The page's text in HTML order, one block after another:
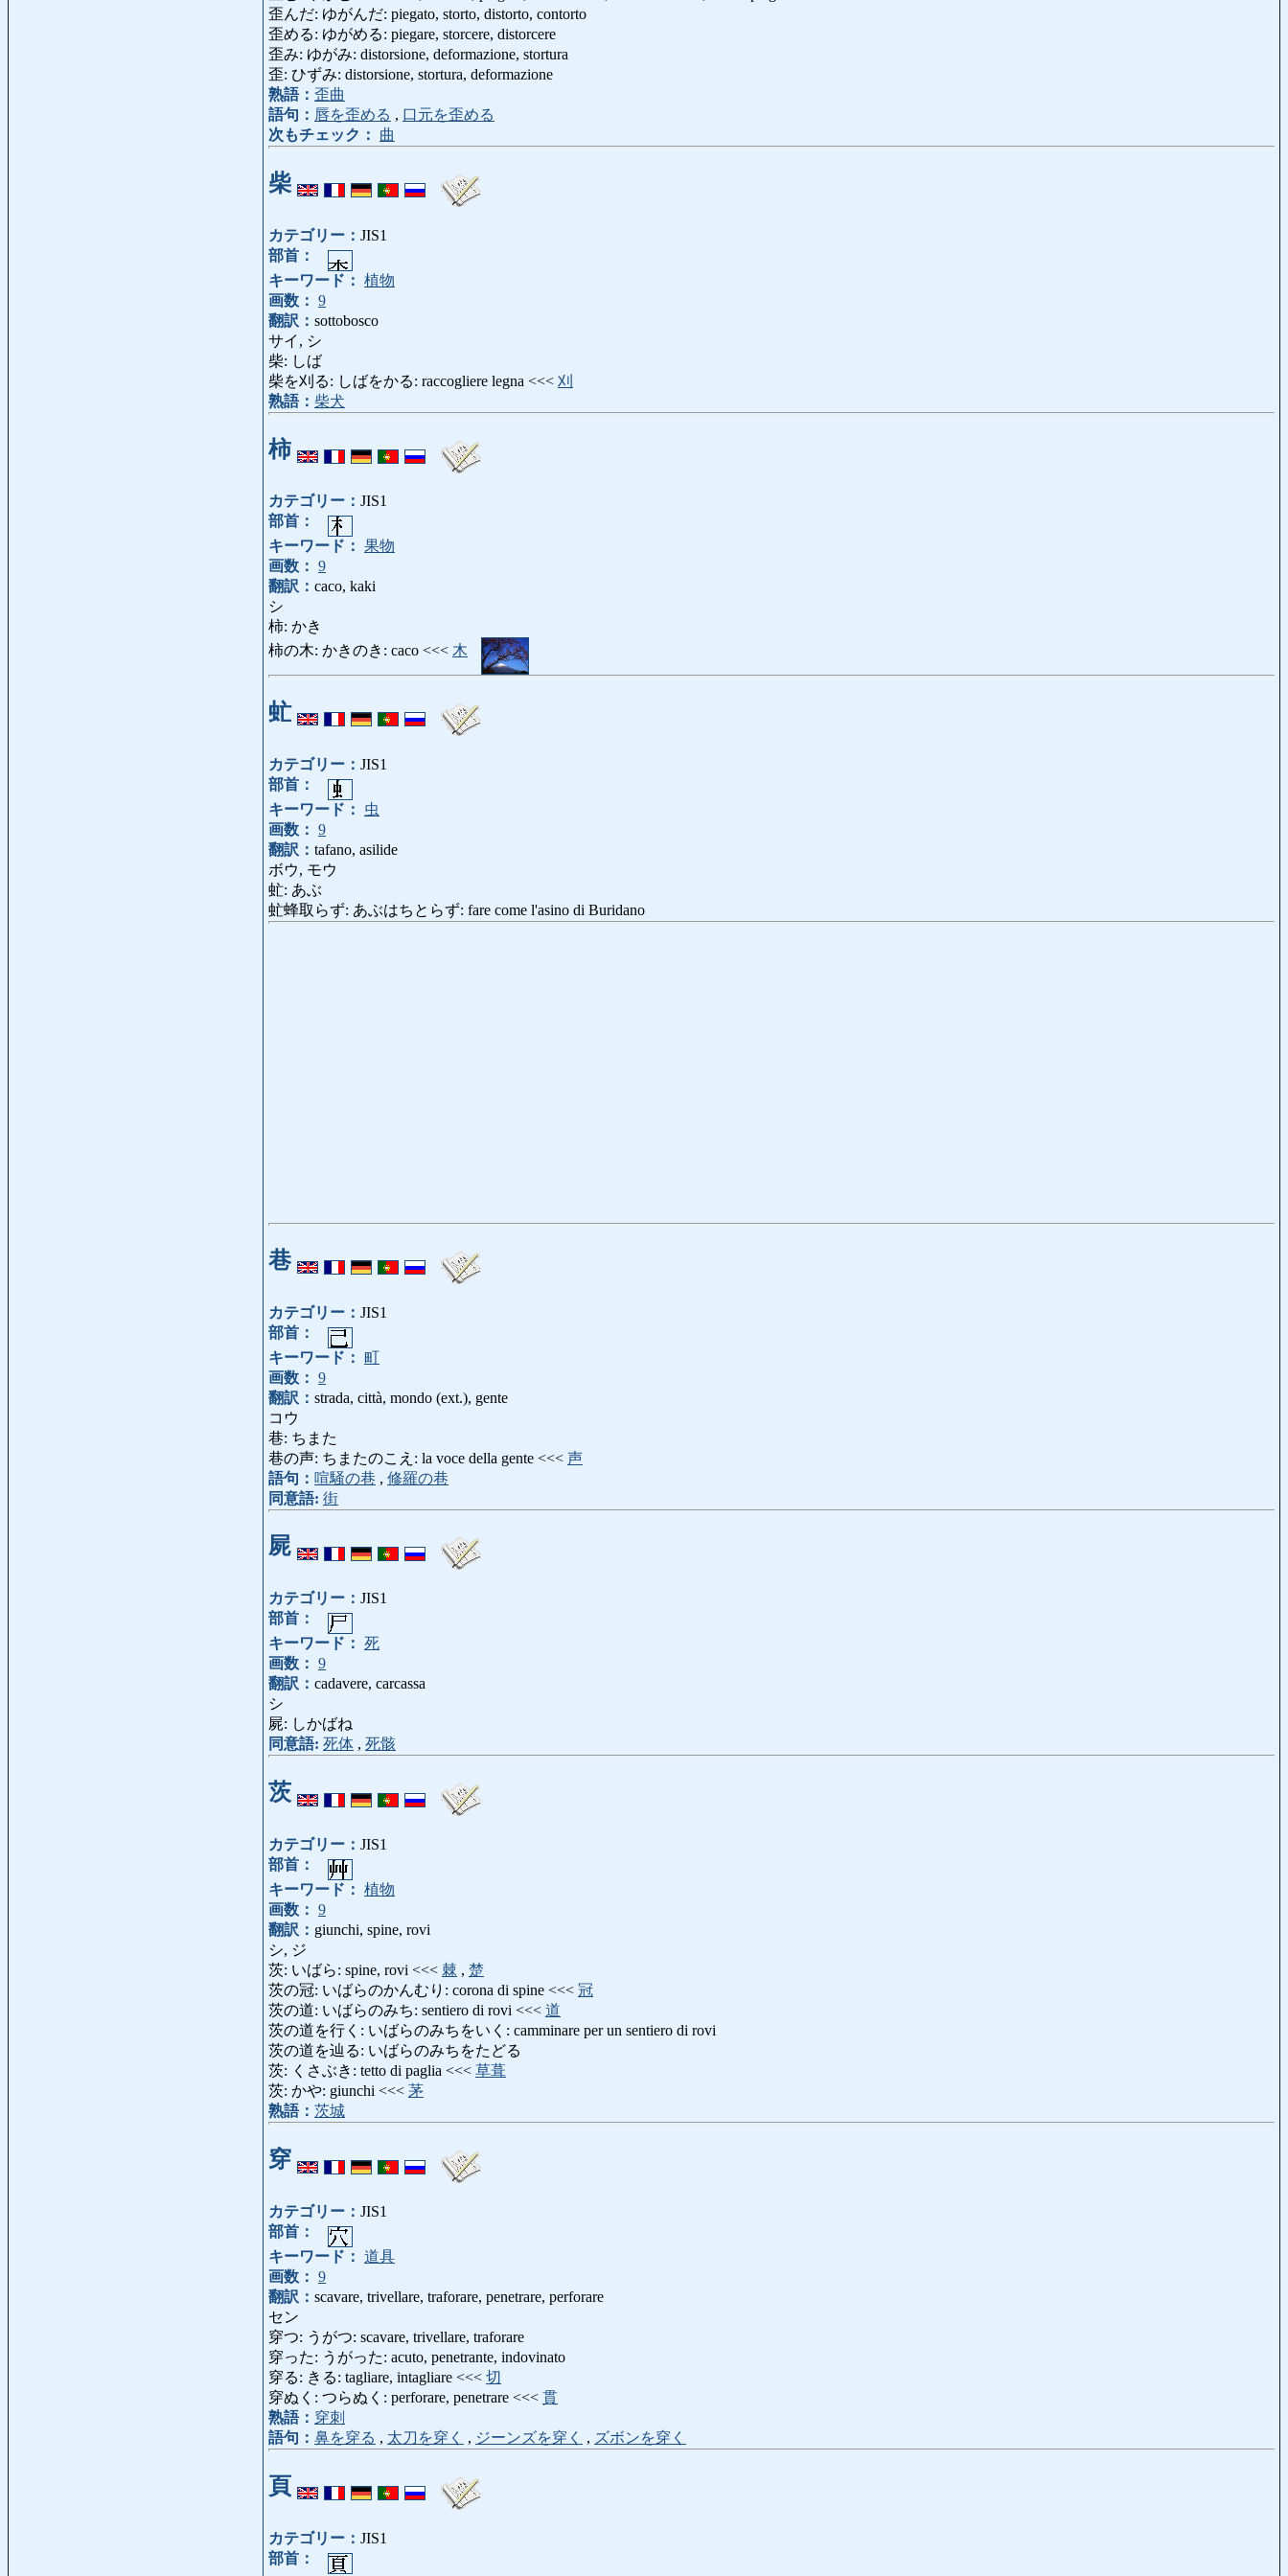
歪んだ: ゆがんだ: piegato, storto, distorto, contorto
歪める: ゆがめる: piegare, storcere, distorcere
歪み: ゆがみ: distorsione, deformazione, stortura
歪: ひずみ: distorsione, stortura, deformazione
熟語： 歪曲
語句： 唇を歪める , 口元を歪める
次もチェック：
曲
柴
カテゴリー： JIS1
部首：
キーワード： 植物
画数： 9
翻訳： sottobosco
サイ, シ
柴: しば
柴を刈る: しばをかる: raccogliere legna <<< 刈
熟語： 柴犬
柿
カテゴリー： JIS1
部首：
キーワード： 果物
画数： 9
翻訳： caco, kaki
シ
柿: かき
柿の木: かきのき: caco <<< 木
虻
カテゴリー： JIS1
部首：
キーワード：
虫
画数： 9
翻訳： tafano, asilide
ボウ, モウ
虻: あぶ
虻蜂取らず: あぶはちとらず: fare come l'asino di Buridano
巷
カテゴリー： JIS1
部首：
キーワード： 町
画数： 9
翻訳： strada, città, mondo (ext.), gente
コウ
巷: ちまた
巷の声: ちまたのこえ: la voce della gente <<< 声
語句： 喧騒の巷 , 修羅の巷
同意語: 街
屍
カテゴリー： JIS1
部首：
キーワード： 死
画数： 9
翻訳： cadavere, carcassa
シ
屍: しかばね
同意語: 死体 , 死骸
茨
カテゴリー： JIS1
部首：
キーワード： 植物
画数： 9
翻訳： giunchi, spine, rovi
シ, ジ
茨: いばら: spine, rovi <<< 棘 , 楚
茨の冠: いばらのかんむり: corona di spine <<< 冠
茨の道: いばらのみち: sentiero di rovi <<< 道
茨の道を行く: いばらのみちをいく: camminare per un sentiero di rovi
茨の道を辿る: いばらのみちをたどる
茨: くさぶき: tetto di paglia <<< 草葺
茨: かや: giunchi <<< 茅
熟語： 茨城
穿
カテゴリー： JIS1
部首：
キーワード： 道具
画数： 9
翻訳： scavare, trivellare, traforare, penetrare, perforare
セン
穿つ: うがつ: scavare, trivellare, traforare
穿った: うがった: acuto, penetrante, indovinato
穿る: きる: tagliare, intagliare <<< 切
穿ぬく: つらぬく: perforare, penetrare <<< 貫
熟語： 穿刺
語句： 鼻を穿る , 太刀を穿く , ジーンズを穿く , ズボンを穿く
頁
カテゴリー： JIS1
部首：